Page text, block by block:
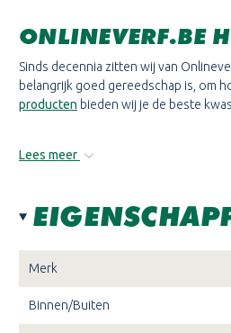
ONLINEVERF.BE
Sinds decennia zitten wij van
belangrijk goed gereedschap is, om
producten bieden wij je de beste
Lees meer
Merk
Binnen/Buiten